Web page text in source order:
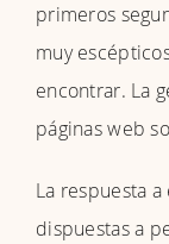
primeros
muy
encontrar. La
páginas web
La respuesta
dispuestas a